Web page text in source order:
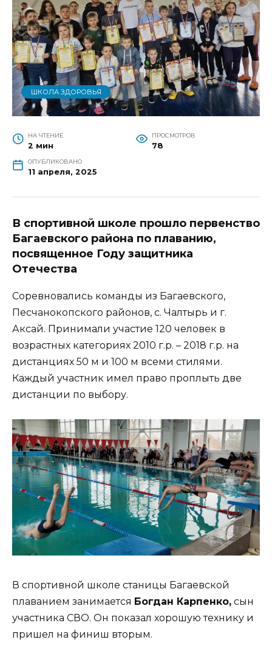
ШКОЛА ЗДОРОВЬЯ
НА ЧТЕНИЕ
2 мин
ПРОСМОТРОВ
78
ОПУБЛИКОВАНО
11 апреля, 2025
В спортивной школе прошло первенство
Багаевского района по плаванию,
посвященное Году защитника
Отечества
Соревновались команды из Багаевского,
Песчанокопского районов, с. Чалтырь и г.
Аксай. Принимали участие 120 человек в
возрастных категориях 2010 г.р. – 2018 г.р. на
дистанциях 50 м и 100 м всеми стилями.
Каждый участник имел право проплыть две
дистанции по выбору.
В спортивной школе станицы Багаевской
плаванием занимается Богдан Карпенко, сын
участника СВО. Он показал хорошую технику и
пришел на финиш вторым.